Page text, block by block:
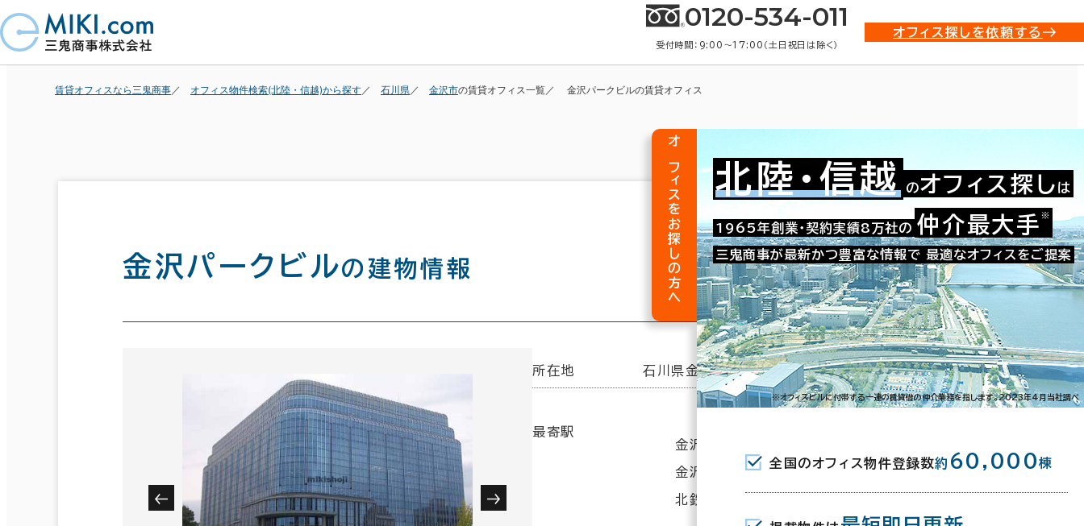
0120-534-011
受付時間：9:00〜17:00（土日祝日は除く）
オフィス探しを依頼する
賃貸オフィスなら三鬼商事 オフィス物件検索(北陸・信越)から探す 石川県 金沢市の賃貸オフィス一覧 金沢パークビルの賃貸オフィス
金沢パークビルの建物情報
お問い合わせ番号：009-06375
所在地 石川県金沢市広岡3-1-1
最寄駅
金沢駅(JR) 西口 3分
金沢駅(ＩＲいしかわ鉄道線) 西口 3分
北鉄金沢駅(北陸鉄道浅野川線) A-5口 4分
オフィスをお探しの方へ 北陸・信越 のオフィス探し は
1965年創業・契約実績8万社の 仲介最大手 ※
三鬼商事が最新かつ豊富な情報で 最適なオフィスをご提案
※オフィスビルに付帯する一連の賃貸借の仲介業務を指します。2023年4月当社調べ
全国のオフィス物件登録数約 60,000棟